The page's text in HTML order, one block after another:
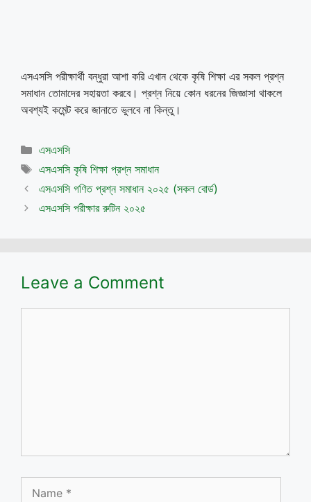
এসএসসি পরীক্ষার্থী বন্ধুরা আশা করি এখান থেকে কৃষি শিক্ষা এর সকল প্রশ্ন
সমাধান তোমাদের সহায়তা করবে। প্রশ্ন নিয়ে কোন ধরনের জিজ্ঞাসা থাকলে
অবশ্যই কমেন্ট করে জানাতে ভুলবে না কিন্তু।
Categories
এসএসসি
Tags
এসএসসি কৃষি শিক্ষা প্রশ্ন সমাধান
এসএসসি গণিত প্রশ্ন সমাধান ২০২৫ (সকল বোর্ড)
এসএসসি পরীক্ষার রুটিন ২০২৫
Leave a Comment